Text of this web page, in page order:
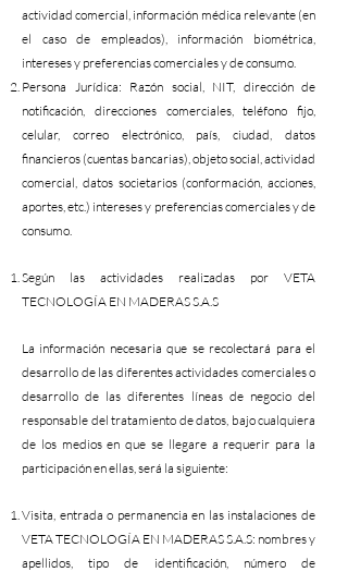
actividad comercial, información médica relevante (en
el caso de empleados), información biométrica,
intereses y preferencias comerciales y de consumo.
Persona Jurídica: Razón social, NIT, dirección de
notificación, direcciones comerciales, teléfono fijo,
celular, correo electrónico, país, ciudad, datos
financieros (cuentas bancarias), objeto social, actividad
comercial, datos societarios (conformación, acciones,
aportes, etc.) intereses y preferencias comerciales y de
consumo.
Según las actividades realizadas por VETA
TECNOLOGÍA EN MADERAS S.A.S
La información necesaria que se recolectará para el
desarrollo de las diferentes actividades comerciales o
desarrollo de las diferentes líneas de negocio del
responsable del tratamiento de datos, bajo cualquiera
de los medios en que se llegare a requerir para la
participación en ellas, será la siguiente:
Visita, entrada o permanencia en las instalaciones de
VETA TECNOLOGÍA EN MADERAS S.A.S: nombres y
apellidos, tipo de identificación, número de